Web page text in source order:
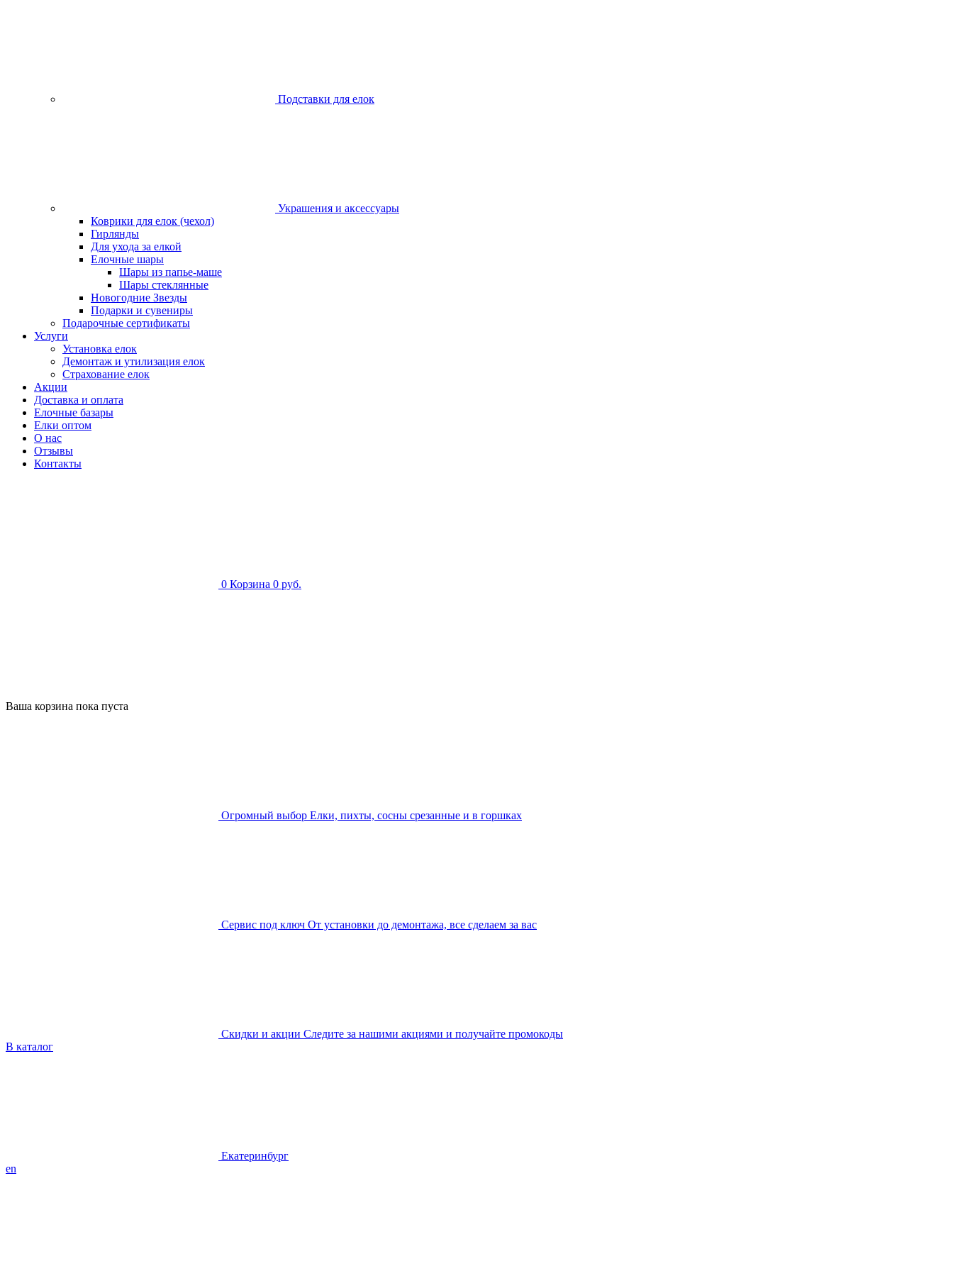
Подставки для елок
Украшения и аксессуары
Коврики для елок (чехол)
Гирлянды
Для ухода за елкой
Елочные шары
Шары из папье-маше
Шары стеклянные
Новогодние Звезды
Подарки и сувениры
Подарочные сертификаты
Услуги
Установка елок
Демонтаж и утилизация елок
Страхование елок
Акции
Доставка и оплата
Елочные базары
Елки оптом
О нас
Отзывы
Контакты
0 Корзина 0 руб.
Ваша корзина пока пуста
Огромный выбор Елки, пихты, сосны срезанные и в горшках
Сервис под ключ От установки до демонтажа, все сделаем за вас
Скидки и акции Следите за нашими акциями и получайте промокоды
В каталог
Екатеринбург
en